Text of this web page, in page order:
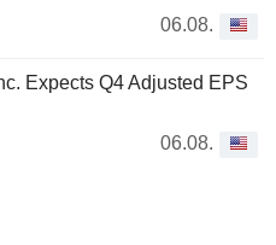
06.08.
Expects Q4 Adjusted EPS
06.08.